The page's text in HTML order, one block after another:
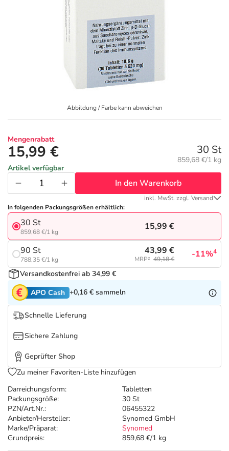
Körperpflege & Kosmetik
Liebe & Erotik
Mutter & Kind
Nahrungsergänzung
Natur & Homöopathie
Sport & Fitness
Tierapotheke
Vitamine & Mineralstoffe
Marken
Geschenkideen
7
Summer SALE
Reiseapotheke
Insektenschutz
Sonnenpflege
Sommerpflege für Haar und Kopfhaut
Täglich gut versorgt
Fragen und Antworten
Beliebte Beiträge
E-Rezept einlösen
E-Rezept App
5% Extra Cash
Avene & Ducray Deals
Eucerin Deals
Evolsin Deals
Frontline & Frontpro Deals
Nattermann Deals
Refluthin, Lasea & Carmenthin Deals
Salus Deals
Abbildung / Farbe kann abweichen
Darreichungsform:
Tabletten
Packungsgröße:
30 St
PZN/Art.Nr.:
06455322
Anbieter/Hersteller:
Synomed GmbH
Marke/Präparat:
Synomed
Grundpreis:
859,68 €/1 kg
Mengenrabatt
15,99 € 30 St
Grundpreis:
859,68 €/1 kg
Artikel verfügbar
In den Warenkorb
inkl. MwSt. zzgl. Versand
In folgenden Packungsgrößen erhältlich:
30 St
859,68 €/1 kg
15,99 €
90 St
788,35 €/1 kg
43,99 €
MRP² 49,18 € -11%4
Versandkostenfrei ab 34,99 €
APO Cash +0,16 € sammeln
Schnelle Lieferung
Sichere Zahlung
Geprüfter Shop
Zu meiner Favoriten-Liste hinzufügen